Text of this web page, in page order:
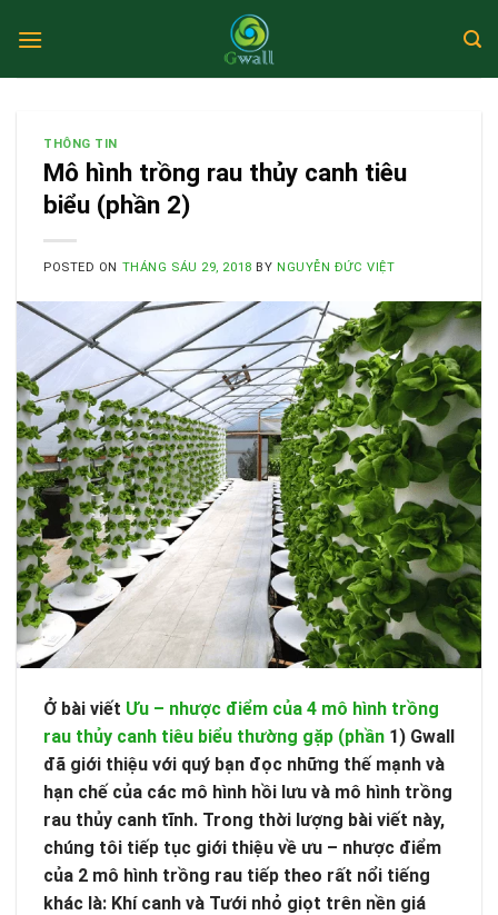
THÔNG TIN
Mô hình trồng rau thủy canh tiêu
biểu (phần 2)
POSTED ON THÁNG SÁU 29, 2018 BY NGUYỄN ĐỨC VIỆT
Ở bài viết Ưu – nhược điểm của 4 mô hình trồng
rau thủy canh tiêu biểu thường gặp (phần 1) Gwall
đã giới thiệu với quý bạn đọc những thế mạnh và
hạn chế của các mô hình hồi lưu và mô hình trồng
rau thủy canh tĩnh. Trong thời lượng bài viết này,
chúng tôi tiếp tục giới thiệu về ưu – nhược điểm
của 2 mô hình trồng rau tiếp theo rất nổi tiếng
khác là: Khí canh và Tưới nhỏ giọt trên nền giá